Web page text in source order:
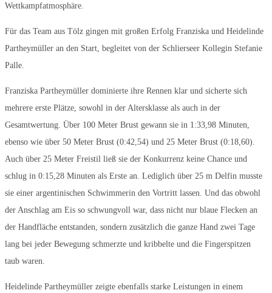
Wettkampfatmosphäre.
Für das Team aus Tölz gingen mit großen Erfolg Franziska und Heidelinde
Partheymüller an den Start, begleitet von der Schlierseer Kollegin Stefanie
Palle.
Franziska Partheymüller dominierte ihre Rennen klar und sicherte sich
mehrere erste Plätze, sowohl in der Altersklasse als auch in der
Gesamtwertung. Über 100 Meter Brust gewann sie in 1:33,98 Minuten,
ebenso wie über 50 Meter Brust (0:42,54) und 25 Meter Brust (0:18,60).
Auch über 25 Meter Freistil ließ sie der Konkurrenz keine Chance und
schlug in 0:15,28 Minuten als Erste an. Lediglich über 25 m Delfin musste
sie einer argentinischen Schwimmerin den Vortritt lassen. Und das obwohl
der Anschlag am Eis so schwungvoll war, dass nicht nur blaue Flecken an
der Handfläche entstanden, sondern zusätzlich die ganze Hand zwei Tage
lang bei jeder Bewegung schmerzte und kribbelte und die Fingerspitzen
taub waren.
Heidelinde Partheymüller zeigte ebenfalls starke Leistungen in einem